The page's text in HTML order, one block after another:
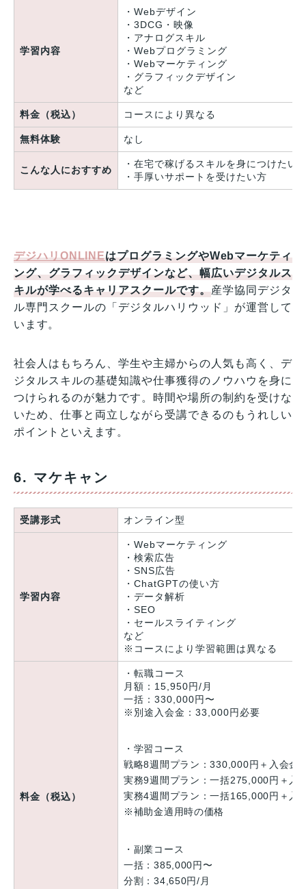
学習内容
・Webデザイン
・3DCG・映像
・アナログスキル
・Webプログラミング
・Webマーケティング
・グラフィックデザイン
など
料金（税込） コースにより異なる
無料体験 なし
こんな人におすすめ
・在宅で稼げるスキルを身につけたい
・手厚いサポートを受けたい方
デジハリONLINEはプログラミングやWebマーケティ
ング、グラフィックデザインなど、幅広いデジタルス
キルが学べるキャリアスクールです。産学協同デジタ
ル専門スクールの「デジタルハリウッド」が運営して
います。
社会人はもちろん、学生や主婦からの人気も高く、デ
ジタルスキルの基礎知識や仕事獲得のノウハウを身に
つけられるのが魅力です。時間や場所の制約を受けな
いため、仕事と両立しながら受講できるのもうれしい
ポイントといえます。
6. マケキャン
受講形式 オンライン型
学習内容
・Webマーケティング
・検索広告
・SNS広告
・ChatGPTの使い方
・データ解析
・SEO
・セールスライティング
など
※コースにより学習範囲は異なる
料金（税込）
・転職コース
月額：15,950円/月
一括：330,000円〜
※別途入会金：33,000円必要
・学習コース
戦略8週間プラン：330,000円＋入会
実務9週間プラン：一括275,000円＋
実務4週間プラン：一括165,000円＋入
※補助金適用時の価格
・副業コース
一括：385,000円〜
分割：34,650円/月